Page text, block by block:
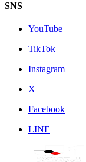
SNS
YouTube
TikTok
Instagram
X
Facebook
LINE